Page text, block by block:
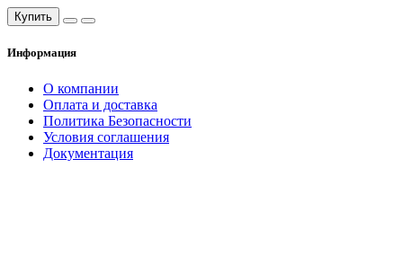
Купить
Информация
О компании
Оплата и доставка
Политика Безопасности
Условия соглашения
Документация